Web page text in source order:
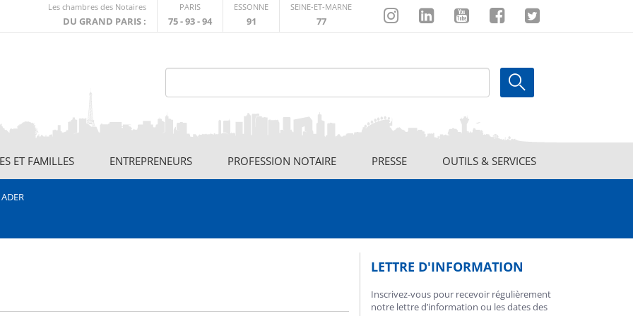
Les chambres des Notaires
DU GRAND PARIS :
externe
PARIS
75 - 93 - 94
ESSONNE
91
SEINE-ET-MARNE
77
InstagramLinkedinYoutubeFacebookTwitter
ET FAMILLES ENTREPRENEURS PROFESSION NOTAIRE PRESSE OUTILS & SERVICES
LETTRE D'INFORMATION
Inscrivez-vous pour recevoir régulièrement
notre lettre d’information ou les dates des